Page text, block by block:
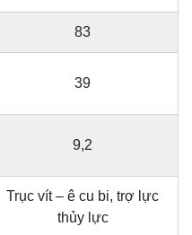
83
39
9,2
Trục vít – ê cu bi, trợ lực
thủy lực